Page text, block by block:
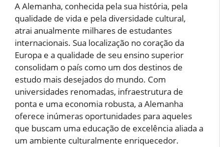
A Alemanha, conhecida pela sua história, pela
qualidade de vida e pela diversidade cultural,
atrai anualmente milhares de estudantes
internacionais. Sua localização no coração da
Europa e a qualidade de seu ensino superior
consolidam o país como um dos destinos de
estudo mais desejados do mundo. Com
universidades renomadas, infraestrutura de
ponta e uma economia robusta, a Alemanha
oferece inúmeras oportunidades para aqueles
que buscam uma educação de excelência aliada a
um ambiente culturalmente enriquecedor.